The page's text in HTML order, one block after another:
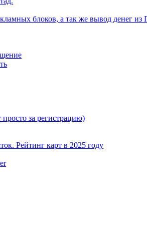
блоков, а так же вывод денег из
за регистрацию)
Рейтинг карт в 2025 году